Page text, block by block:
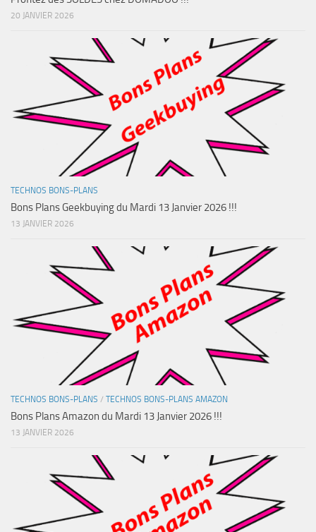
20 JANVIER 2026
TECHNOS BONS-PLANS
Bons Plans Geekbuying du Mardi 13 Janvier 2026 !!!
13 JANVIER 2026
TECHNOS BONS-PLANS / TECHNOS BONS-PLANS AMAZON
Bons Plans Amazon du Mardi 13 Janvier 2026 !!!
13 JANVIER 2026